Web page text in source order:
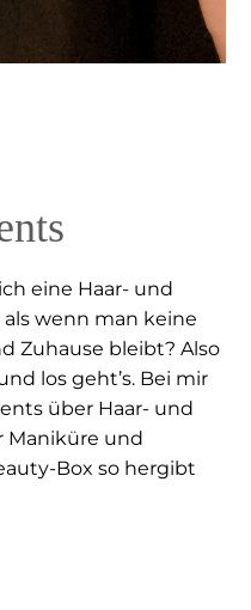
eine Haar- und
wenn man keine
Zuhause bleibt? Also
los geht’s. Bei mir
über Haar- und
Maniküre und
Box so hergibt